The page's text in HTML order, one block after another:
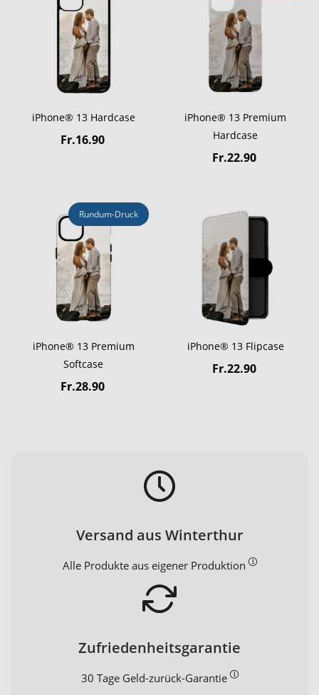
iPhone® 13 Hardcase
Fr.16.90
iPhone® 13 Premium
Hardcase
Fr.22.90
Rundum-Druck
iPhone® 13 Premium
Softcase
Fr.28.90
iPhone® 13 Flipcase
Fr.22.90
Versand aus Winterthur
Alle Produkte aus eigener Produktion
Zufriedenheitsgarantie
30 Tage Geld-zurück-Garantie